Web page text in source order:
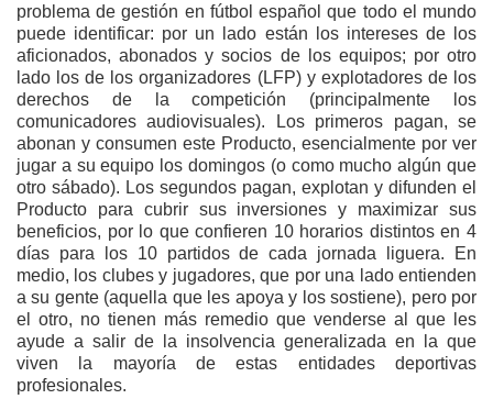
problema de gestión en fútbol español que todo el mundo
puede identificar: por un lado están los intereses de los
aficionados, abonados y socios de los equipos; por otro
lado los de los organizadores (LFP) y explotadores de los
derechos de la competición (principalmente los
comunicadores audiovisuales). Los primeros pagan, se
abonan y consumen este Producto, esencialmente por ver
jugar a su equipo los domingos (o como mucho algún que
otro sábado). Los segundos pagan, explotan y difunden el
Producto para cubrir sus inversiones y maximizar sus
beneficios, por lo que confieren 10 horarios distintos en 4
días para los 10 partidos de cada jornada liguera. En
medio, los clubes y jugadores, que por una lado entienden
a su gente (aquella que les apoya y los sostiene), pero por
el otro, no tienen más remedio que venderse al que les
ayude a salir de la insolvencia generalizada en la que
viven la mayoría de estas entidades deportivas
profesionales.